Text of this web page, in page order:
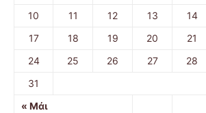
« Μάι
10
11 12 13 14
17
18 19 20 21
24
25 26 27 28
31